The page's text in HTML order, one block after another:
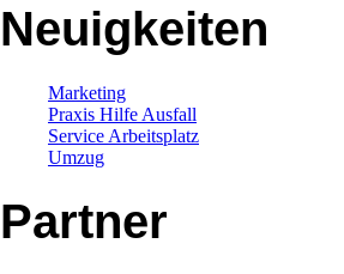
Neuigkeiten
Marketing
Praxis Hilfe Ausfall
Service Arbeitsplatz
Umzug
Partner